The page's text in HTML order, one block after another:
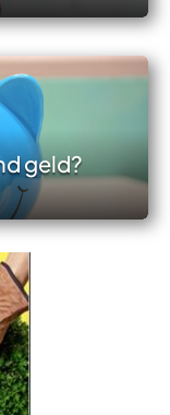
geld?